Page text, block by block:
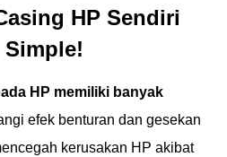
HP Sendiri
HP memiliki banyak
efek benturan dan gesekan
kerusakan HP akibat